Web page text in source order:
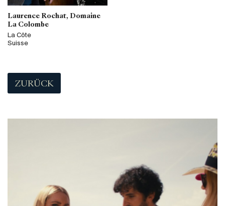
Laurence Rochat, Domaine
La Colombe
La Côte
Suisse
ZURÜCK